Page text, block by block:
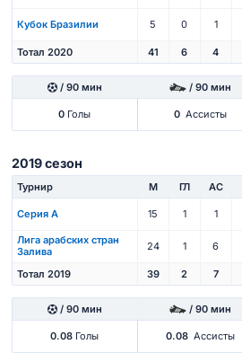
Кубок Бразилии 5 0 1
Тотал 2020 41 6 4
/ 90 мин / 90 мин
0 Голы 0 Ассисты
2019 сезон
Турнир М ГЛ АС
Серия А 15 1 1
Лига арабских стран
Залива
24 1 6
Тотал 2019 39 2 7
/ 90 мин / 90 мин
0.08 Голы 0.08 Ассисты